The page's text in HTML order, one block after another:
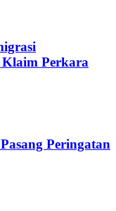
Perkara
Peringatan